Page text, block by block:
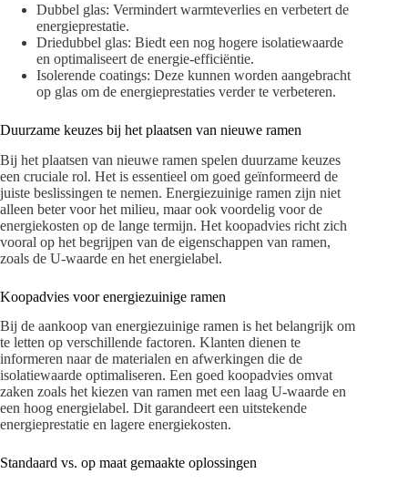
Dubbel glas: Vermindert warmteverlies en verbetert de
energieprestatie.
Driedubbel glas: Biedt een nog hogere isolatiewaarde
en optimaliseert de energie-efficiëntie.
Isolerende coatings: Deze kunnen worden aangebracht
op glas om de energieprestaties verder te verbeteren.
Duurzame keuzes bij het plaatsen van nieuwe ramen
Bij het plaatsen van nieuwe ramen spelen duurzame keuzes
een cruciale rol. Het is essentieel om goed geïnformeerd de
juiste beslissingen te nemen. Energiezuinige ramen zijn niet
alleen beter voor het milieu, maar ook voordelig voor de
energiekosten op de lange termijn. Het koopadvies richt zich
vooral op het begrijpen van de eigenschappen van ramen,
zoals de U-waarde en het energielabel.
Koopadvies voor energiezuinige ramen
Bij de aankoop van energiezuinige ramen is het belangrijk om
te letten op verschillende factoren. Klanten dienen te
informeren naar de materialen en afwerkingen die de
isolatiewaarde optimaliseren. Een goed koopadvies omvat
zaken zoals het kiezen van ramen met een laag U-waarde en
een hoog energielabel. Dit garandeert een uitstekende
energieprestatie en lagere energiekosten.
Standaard vs. op maat gemaakte oplossingen